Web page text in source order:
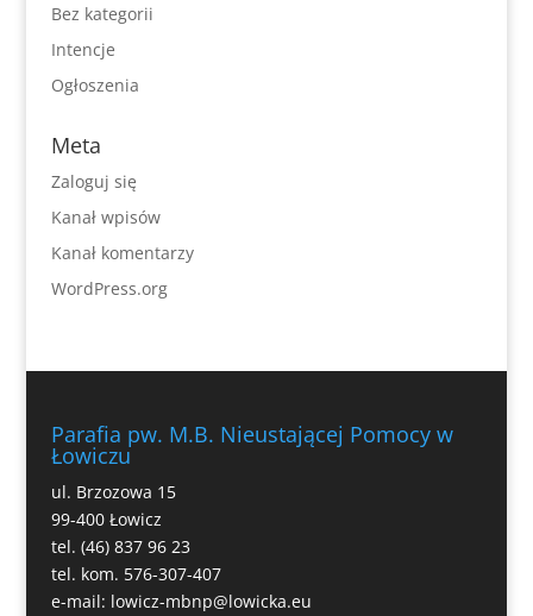
Bez kategorii
Intencje
Ogłoszenia
Meta
Zaloguj się
Kanał wpisów
Kanał komentarzy
WordPress.org
Parafia pw. M.B. Nieustającej Pomocy w
Łowiczu
ul. Brzozowa 15
99-400 Łowicz
tel. (46) 837 96 23
tel. kom. 576-307-407
e-mail: lowicz-mbnp@lowicka.eu